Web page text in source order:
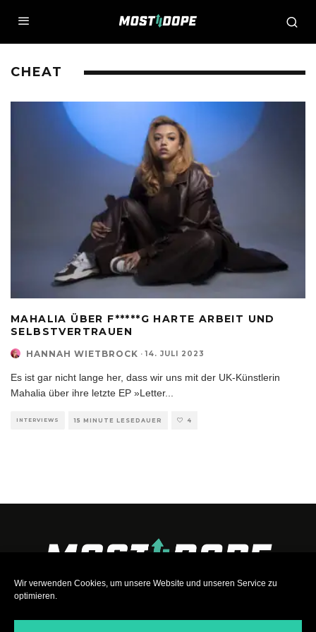
Wir verwenden Cookies, um unsere Website und unseren Service zu
optimieren.
CHEAT
MAHALIA ÜBER F*****G HARTE ARBEIT UND
SELBSTVERTRAUEN
HANNAH WIETBROCK · 14. JULI 2023
Es ist gar nicht lange her, dass wir uns mit der UK-Künstlerin
Mahalia über ihre letzte EP »Letter...
INTERVIEWS 15 MINUTE LESEDAUER 4